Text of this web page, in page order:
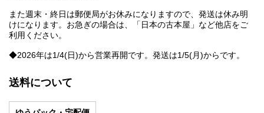
また週末・終日は郵便局がお休みになりますので、発送は休み明
けになります。お急ぎの場合は、「日本の古本屋」など他店をご
利用ください。
◆2026年は1/4(日)から営業再開です。発送は1/5(月)からです。
送料について